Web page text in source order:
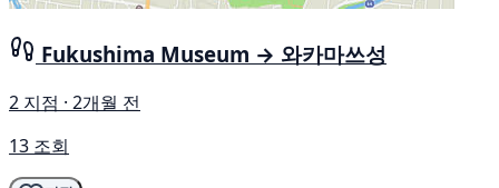
Fukushima Museum → 와카마쓰성
2 지점 · 2개월 전
13 조회